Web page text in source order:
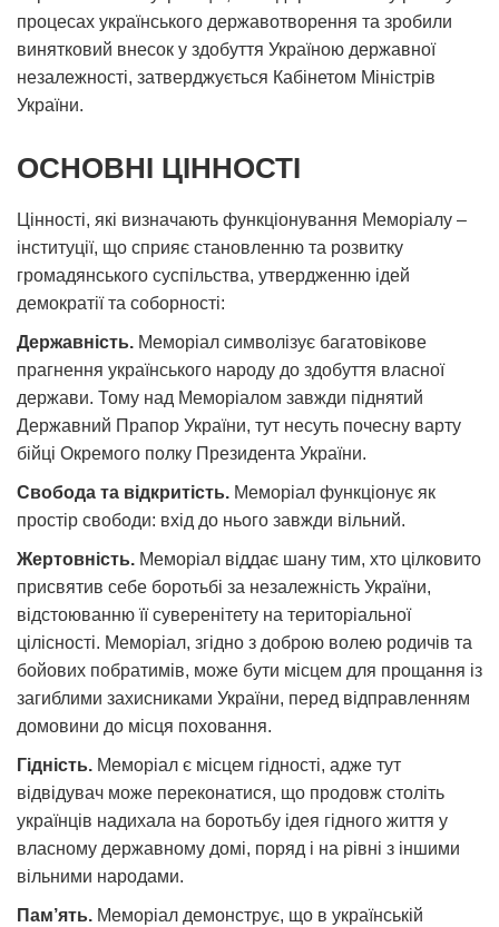
процесах українського державотворення та зробили
винятковий внесок у здобуття Україною державної
незалежності, затверджується Кабінетом Міністрів
України.
ОСНОВНІ ЦІННОСТІ
Цінності, які визначають функціонування Меморіалу –
інституції, що сприяє становленню та розвитку
громадянського суспільства, утвердженню ідей
демократії та соборності:
Державність. Меморіал символізує багатовікове
прагнення українського народу до здобуття власної
держави. Тому над Меморіалом завжди піднятий
Державний Прапор України, тут несуть почесну варту
бійці Окремого полку Президента України.
Свобода та відкритість. Меморіал функціонує як
простір свободи: вхід до нього завжди вільний.
Жертовність. Меморіал віддає шану тим, хто цілковито
присвятив себе боротьбі за незалежність України,
відстоюванню її суверенітету на територіальної
цілісності. Меморіал, згідно з доброю волею родичів та
бойових побратимів, може бути місцем для прощання із
загиблими захисниками України, перед відправленням
домовини до місця поховання.
Гідність. Меморіал є місцем гідності, адже тут
відвідувач може переконатися, що продовж століть
українців надихала на боротьбу ідея гідного життя у
власному державному домі, поряд і на рівні з іншими
вільними народами.
Пам’ять. Меморіал демонструє, що в українській